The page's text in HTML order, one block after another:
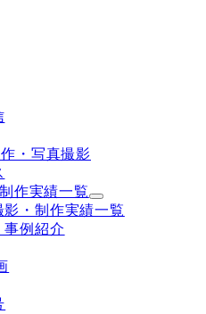
・写真撮影
作実績一覧
・制作実績一覧
事例紹介